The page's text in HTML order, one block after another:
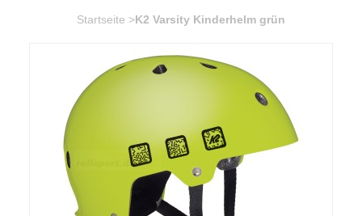
Startseite >K2 Varsity Kinderhelm grün